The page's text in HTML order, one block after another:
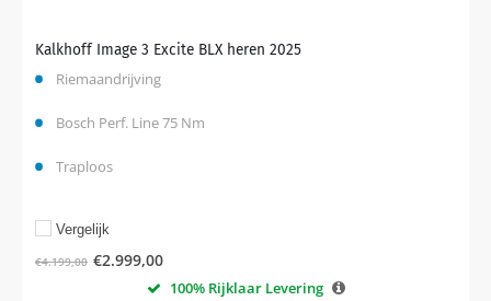
Kalkhoff Image 3 Excite BLX heren 2025
100% Rijklaar Levering
Riemaandrijving
Bosch Perf. Line 75 Nm
Traploos
€4.199,00 €2.999,00
Vergelijk